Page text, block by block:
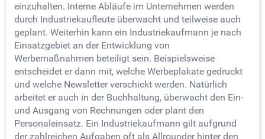
einzuhalten. Interne Abläufe im Unternehmen werden
durch Industriekaufleute überwacht und teilweise auch
geplant. Weiterhin kann ein Industriekaufmann je nach
Einsatzgebiet an der Entwicklung von
Werbemaßnahmen beteiligt sein. Beispielsweise
entscheidet er dann mit, welche Werbeplakate gedruckt
und welche Newsletter verschickt werden. Natürlich
arbeitet er auch in der Buchhaltung, überwacht den Ein-
und Ausgang von Rechnungen oder plant den
Personaleinsatz. Ein Industriekaufmann gilt aufgrund
der zahlreichen Aufgaben oft als Allrounder hinter den